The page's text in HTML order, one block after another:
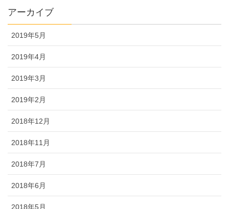
アーカイブ
2019年5月
2019年4月
2019年3月
2019年2月
2018年12月
2018年11月
2018年7月
2018年6月
2018年5月